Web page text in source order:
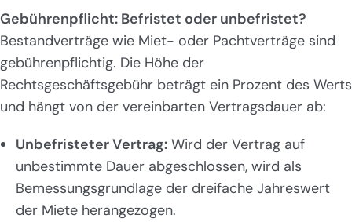
Gebührenpflicht: Befristet oder unbefristet?
Bestandverträge wie Miet- oder Pachtverträge sind
gebührenpflichtig. Die Höhe der
Rechtsgeschäftsgebühr beträgt ein Prozent des Werts
und hängt von der vereinbarten Vertragsdauer ab:
Unbefristeter Vertrag: Wird der Vertrag auf
unbestimmte Dauer abgeschlossen, wird als
Bemessungsgrundlage der dreifache Jahreswert
der Miete herangezogen.